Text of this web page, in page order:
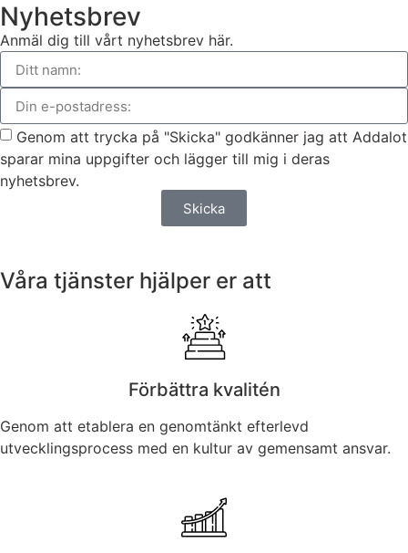
Nyhetsbrev
Anmäl dig till vårt nyhetsbrev här.
Genom att trycka på "Skicka" godkänner jag att Addalot
sparar mina uppgifter och lägger till mig i deras
nyhetsbrev.
Skicka
Våra tjänster hjälper er att
Förbättra kvalitén
Genom att etablera en genomtänkt efterlevd
utvecklingsprocess med en kultur av gemensamt ansvar.